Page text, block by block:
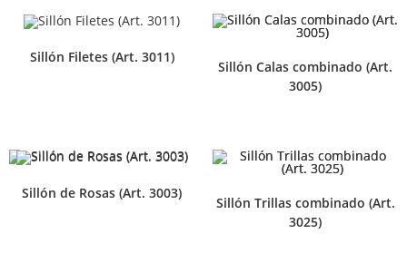
Sillón Filetes (Art. 3011)
Sillón Calas combinado (Art.
3005)
Sillón de Rosas (Art. 3003)
Sillón Trillas combinado (Art.
3025)